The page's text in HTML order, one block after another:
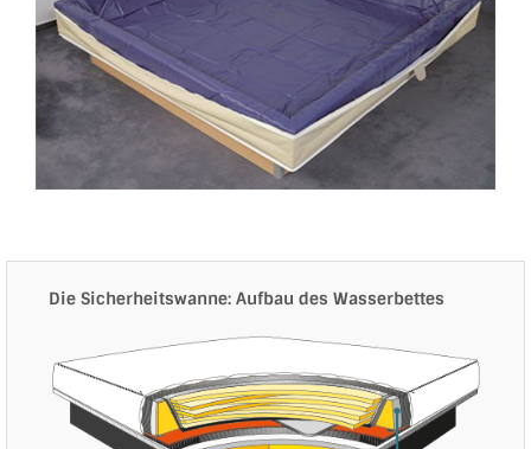
Die Sicherheitswanne: Aufbau des Wasserbettes